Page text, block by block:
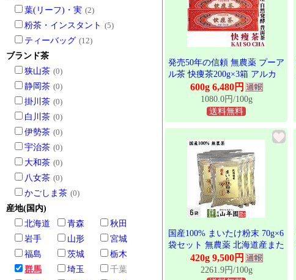
葉(リーフ)・実 (2)
粉茶・インスタント (5)
ティーバッグ (12)
ブランド茶
狭山茶 (0)
静岡茶 (0)
掛川茶 (0)
白川茶 (0)
伊勢茶 (0)
宇治茶 (0)
大和茶 (0)
八女茶 (0)
かごしま茶 (0)
産地(国内)
北海道
青森
秋田
岩手
山形
宮城
福島
茨城
栃木
群馬
埼玉
千葉
発売50年の信頼 無農薬 プーア
ル茶 快痩茶200g×3箱 アルカ
リ度64 東西物産株式会社 群馬
県 雲南 黒茶 後発酵茶 プアー
ル茶 プーアール茶 ティーバッ
グ プーアル ぷーあるちゃ 美
容茶 健康茶 お茶 年間限定輸
入 発売40年を超えるロングセ
ラー プーアール茶
600g 6,480円
1080.0円/100g
送料無料
国産100% まいたけ粉末 70g×6
袋セット 無農薬 北海道産また
は群馬県産 送料無料 マイタケ
舞茸 パウダー 舞茸粉末 舞茸
420g 9,500円
2261.9円/100g